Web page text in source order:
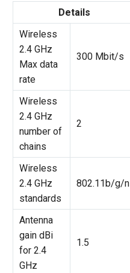
Details
Wireless
2.4 GHz
Max data
rate
300 Mbit/s
Wireless
2.4 GHz
number of
chains
2
Wireless
2.4 GHz
standards
802.11b/g/n
Antenna
gain dBi
for 2.4
GHz
1.5